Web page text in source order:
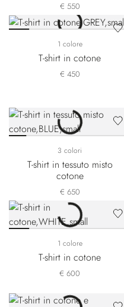
€ 550
1 colore
T-shirt in cotone
€ 450
3 colori
T-shirt in tessuto misto
cotone
€ 650
1 colore
T-shirt in cotone
€ 600